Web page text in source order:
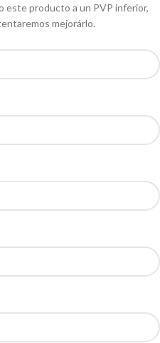
este producto a un PVP inferior,
mejorárlo.